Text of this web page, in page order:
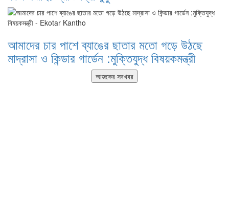
আমাদের চার পাশে ব্যাঙের ছাতার মতো গড়ে উঠছে
মাদ্রাসা ও কিন্ডার গার্ডেন :মুক্তিযুদ্ধ বিষয়কমন্ত্রী